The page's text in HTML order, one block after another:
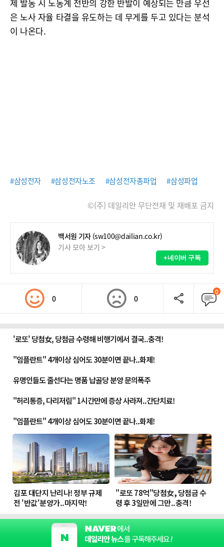
제 발동 시 노동계 전반의 강한 반발이 예상되는 만큼 우선
은 노사 자율 타결을 유도하는 데 무게를 두고 있다는 분석
이 나온다.
#삼성전자 #삼성전자노조 #삼성전자총파업 #삼성파업
©(주) 데일리안 무단전재 및 재배포 금지
백서원 기자 (sw100@dailian.co.kr)
기사 모아 보기 >
+네이버 구독
0 0
0